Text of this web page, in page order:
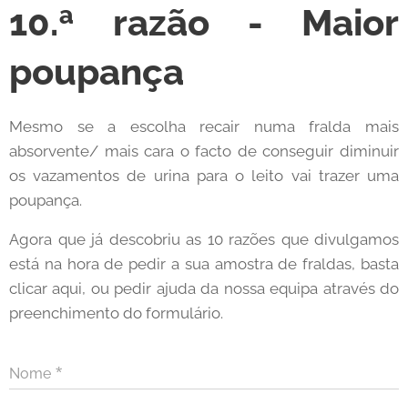
10.ª razão - Maior
poupança
Mesmo se a escolha recair numa fralda mais
absorvente/ mais cara o facto de conseguir diminuir
os vazamentos de urina para o leito vai trazer uma
poupança.
Agora que já descobriu as 10 razões que divulgamos
está na hora de pedir a sua amostra de fraldas, basta
clicar aqui, ou pedir ajuda da nossa equipa através do
preenchimento do formulário.
Nome